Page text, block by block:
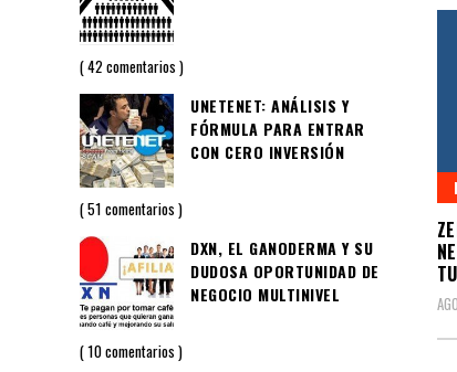
42 comentarios
UNETENET: ANÁLISIS Y
FÓRMULA PARA ENTRAR
CON CERO INVERSIÓN
51 comentarios
DXN, EL GANODERMA Y SU
DUDOSA OPORTUNIDAD DE
NEGOCIO MULTINIVEL
10 comentarios